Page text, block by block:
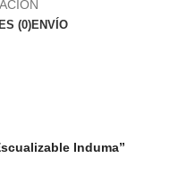
(0)ENVÍO
Induma”